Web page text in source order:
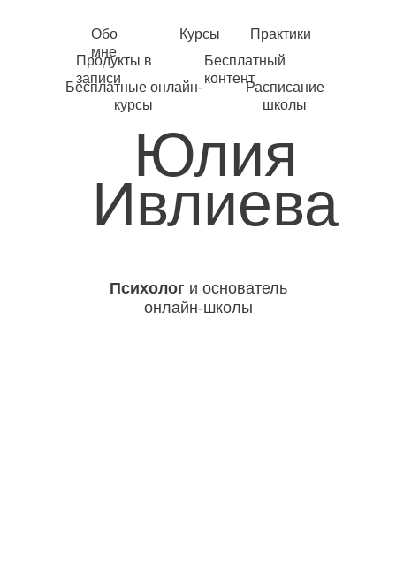
Психолог и основатель
онлайн-школы
Юлия
Ивлиева
Курсы
Обо
мне
Практики
Бесплатный
контент
Продукты в
записи
Бесплатные онлайн-
курсы
Расписание
школы